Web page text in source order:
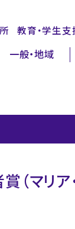
教育・学生支
一般・地域
マリア